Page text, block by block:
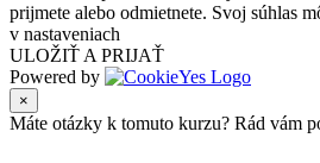
prijmete alebo odmietnete. Svoj súhlas
v nastaveniach
ULOŽIŤ A PRIJAŤ
Powered by
×
Máte otázky k tomuto kurzu? Rád vám